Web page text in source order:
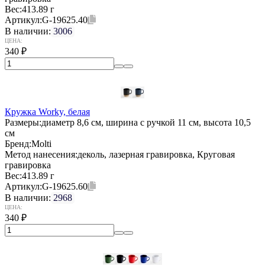
Вес:413.89 г
Артикул:G-19625.40
В наличии: 3006
ЦЕНА:
340 ₽
Кружка Worky, белая
Размеры:диаметр 8,6 см, ширина с ручкой 11 см, высота 10,5
см
Бренд:Molti
Метод нанесения:деколь, лазерная гравировка, Круговая
гравировка
Вес:413.89 г
Артикул:G-19625.60
В наличии: 2968
ЦЕНА:
340 ₽